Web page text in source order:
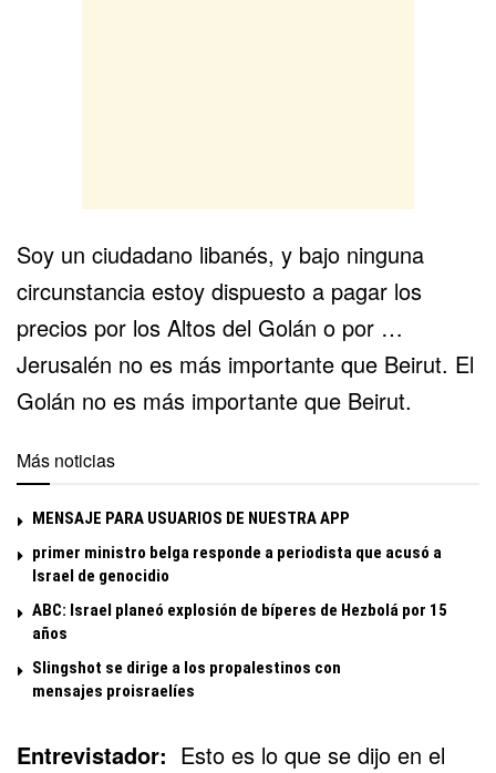
Soy un ciudadano libanés, y bajo ninguna
circunstancia estoy dispuesto a pagar los
precios por los Altos del Golán o por …
Jerusalén no es más importante que Beirut. El
Golán no es más importante que Beirut.
Más noticias
MENSAJE PARA USUARIOS DE NUESTRA APP
primer ministro belga responde a periodista que acusó a
Israel de genocidio
ABC: Israel planeó explosión de bíperes de Hezbolá por 15
años
Slingshot se dirige a los propalestinos con
mensajes proisraelíes
Entrevistador: Esto es lo que se dijo en el